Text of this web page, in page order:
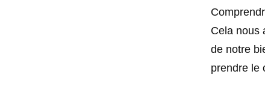
Cela nous
de notre
prendre le